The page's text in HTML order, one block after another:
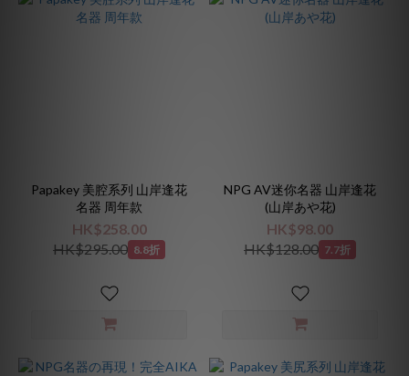
Papakey 美腔系列 山岸逢花
名器 周年款
HK$258.00
HK$295.00 8.8折
NPG AV迷你名器 山岸逢花
(山岸あや花)
HK$98.00
HK$128.00 7.7折